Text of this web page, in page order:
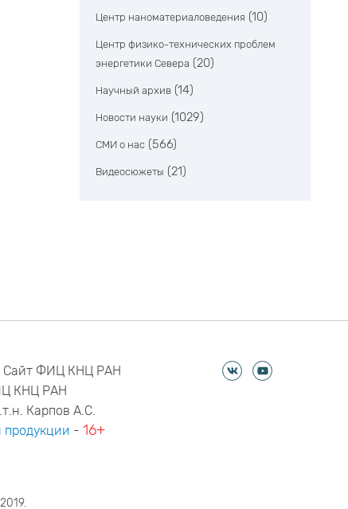
Центр наноматериаловедения (10)
Центр физико-технических проблем
энергетики Севера (20)
Научный архив (14)
Новости науки (1029)
СМИ о нас (566)
Видеосюжеты (21)
Сайт ФИЦ КНЦ РАН
КНЦ РАН
Карпов А.С.
-16+